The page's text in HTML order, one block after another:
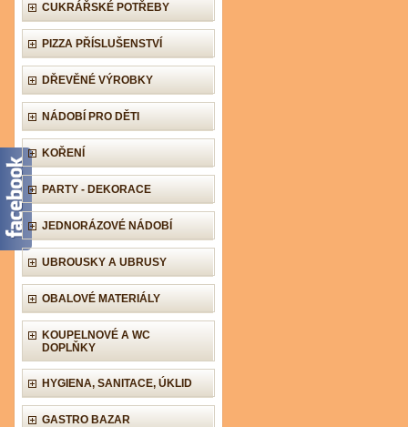
CUKRÁŘSKÉ POTŘEBY
PIZZA PŘÍSLUŠENSTVÍ
DŘEVĚNÉ VÝROBKY
NÁDOBÍ PRO DĚTI
KOŘENÍ
PARTY - DEKORACE
JEDNORÁZOVÉ NÁDOBÍ
UBROUSKY A UBRUSY
OBALOVÉ MATERIÁLY
KOUPELNOVÉ A WC
DOPLŇKY
HYGIENA, SANITACE, ÚKLID
GASTRO BAZAR